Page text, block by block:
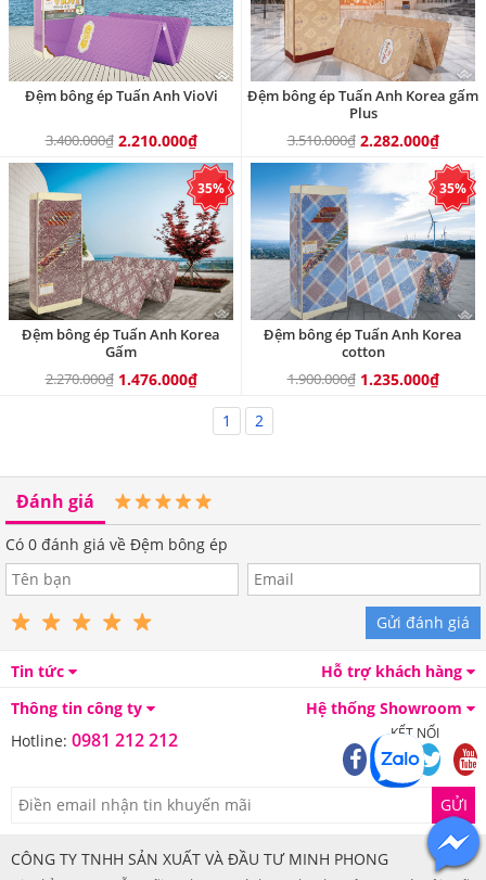
Đệm bông ép Tuấn Anh VioVi
3.400.000₫ 2.210.000₫
Đệm bông ép Tuấn Anh Korea gấm
Plus
3.510.000₫ 2.282.000₫
35%
Đệm bông ép Tuấn Anh Korea
Gấm
2.270.000₫ 1.476.000₫
35%
Đệm bông ép Tuấn Anh Korea
cotton
1.900.000₫ 1.235.000₫
1
2
Đánh giá
Có 0 đánh giá về Đệm bông ép
Gửi đánh giá
Tin tức
Hỗ trợ khách hàng
Thông tin công ty
Hệ thống Showroom
Hotline: 0981 212 212 KẾT NỐI
GỬI
CÔNG TY TNHH SẢN XUẤT VÀ ĐẦU TƯ MINH PHONG